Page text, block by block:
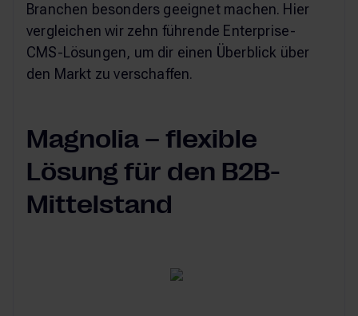
Branchen besonders geeignet machen. Hier
vergleichen wir zehn führende Enterprise-
CMS-Lösungen, um dir einen Überblick über
den Markt zu verschaffen.
Magnolia – flexible
Lösung für den B2B-
Mittelstand